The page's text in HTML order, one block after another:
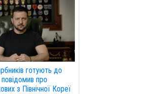
готують до
про
з Північної Кореї